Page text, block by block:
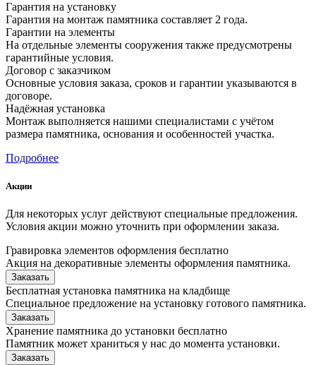
Гарантия на установку
Гарантия на монтаж памятника составляет 2 года.
Гарантии на элементы
На отдельные элементы сооружения также предусмотрены
гарантийные условия.
Договор с заказчиком
Основные условия заказа, сроков и гарантии указываются в
договоре.
Надёжная установка
Монтаж выполняется нашими специалистами с учётом
размера памятника, основания и особенностей участка.
Подробнее
Акции
Для некоторых услуг действуют специальные предложения.
Условия акции можно уточнить при оформлении заказа.
Гравировка элементов оформления бесплатно
Акция на декоративные элементы оформления памятника.
Заказать
Бесплатная установка памятника на кладбище
Специальное предложение на установку готового памятника.
Заказать
Хранение памятника до установки бесплатно
Памятник может храниться у нас до момента установки.
Заказать